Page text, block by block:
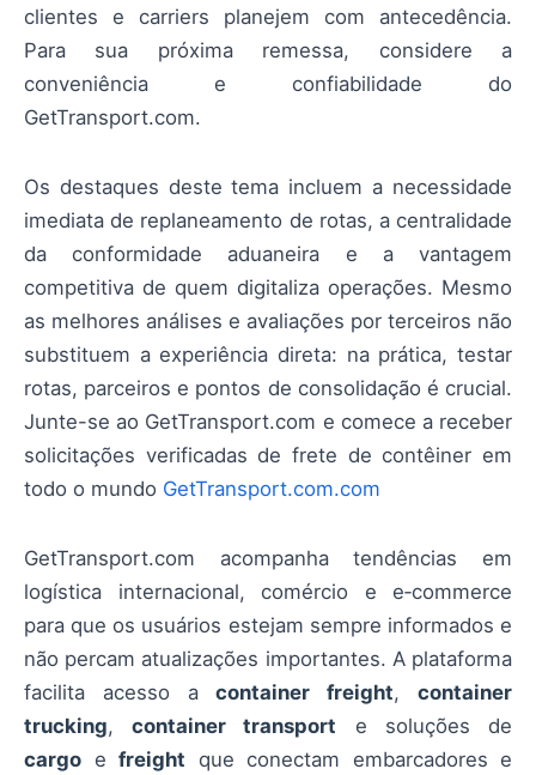
clientes e carriers planejem com antecedência.
Para sua próxima remessa, considere a
conveniência e confiabilidade do
GetTransport.com.
Os destaques deste tema incluem a necessidade
imediata de replaneamento de rotas, a centralidade
da conformidade aduaneira e a vantagem
competitiva de quem digitaliza operações. Mesmo
as melhores análises e avaliações por terceiros não
substituem a experiência direta: na prática, testar
rotas, parceiros e pontos de consolidação é crucial.
Junte-se ao GetTransport.com e comece a receber
solicitações verificadas de frete de contêiner em
todo o mundo GetTransport.com.com
GetTransport.com acompanha tendências em
logística internacional, comércio e e‑commerce
para que os usuários estejam sempre informados e
não percam atualizações importantes. A plataforma
facilita acesso acontainer freight,container
trucking,container transport e soluções de
cargo e freight que conectam embarcadores e